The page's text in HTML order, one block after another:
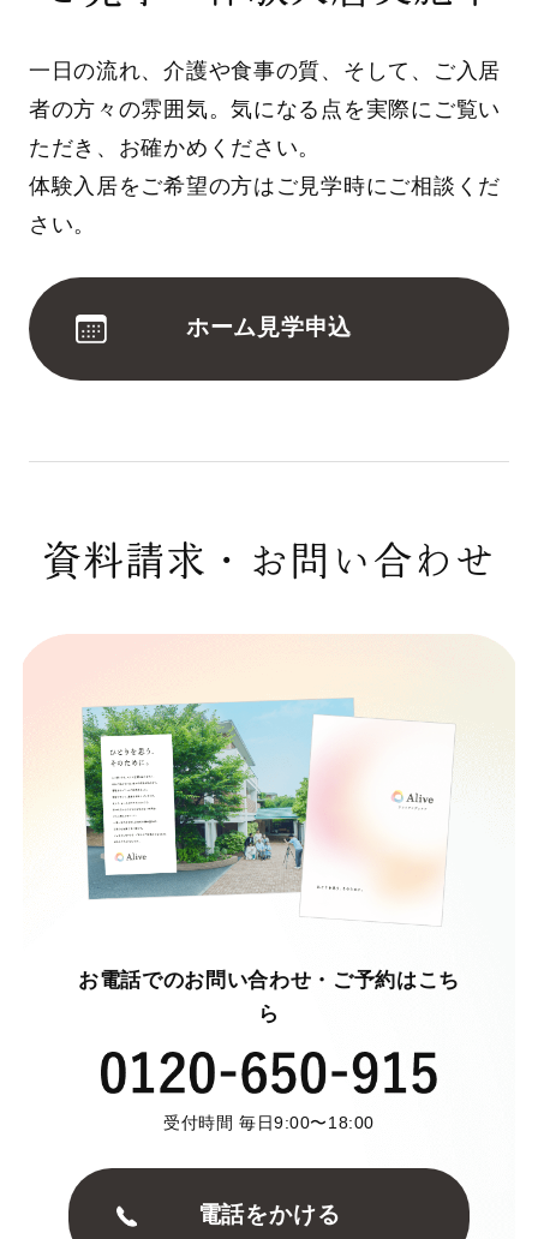
一日の流れ、介護や食事の質、そして、ご入居
者の方々の雰囲気。気になる点を実際にご覧い
ただき、お確かめください。
体験入居をご希望の方はご見学時にご相談くだ
さい。
ホーム見学申込
資料請求・お問い合わせ
お電話でのお問い合わせ・ご予約はこち
ら
受付時間 毎日9:00〜18:00
電話をかける